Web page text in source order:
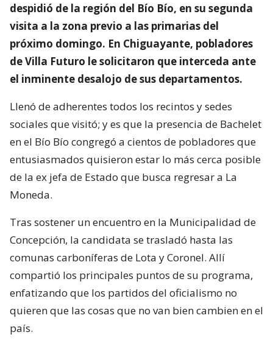
despidió de la región del Bío Bío, en su segunda
visita a la zona previo a las primarias del
próximo domingo. En Chiguayante, pobladores
de Villa Futuro le solicitaron que interceda ante
el inminente desalojo de sus departamentos.
Llenó de adherentes todos los recintos y sedes
sociales que visitó; y es que la presencia de Bachelet
en el Bío Bío congregó a cientos de pobladores que
entusiasmados quisieron estar lo más cerca posible
de la ex jefa de Estado que busca regresar a La
Moneda.
Tras sostener un encuentro en la Municipalidad de
Concepción, la candidata se trasladó hasta las
comunas carboníferas de Lota y Coronel. Allí
compartió los principales puntos de su programa,
enfatizando que los partidos del oficialismo no
quieren que las cosas que no van bien cambien en el
país.